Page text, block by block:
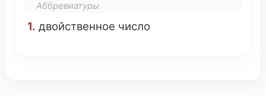
Аббревиатуры
1. двойственное число